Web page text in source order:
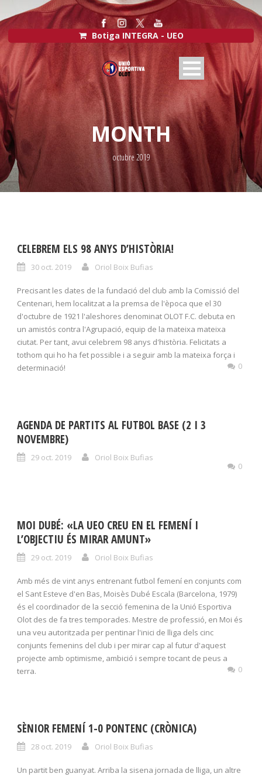
Botiga INTEGRA - UEO
MONTH
octubre 2019
CELEBREM ELS 98 ANYS D’HISTÒRIA!
30 oct. 2019 Oriol Boix Bufias
Precisant les dates de la fundació del club amb la Comissió del
Centenari, hem localitzat a la premsa de l'època que el 30
d'octubre de 1921 l'aleshores denominat OLOT F.C. debuta en
un amistós contra l'Agrupació, equip de la mateixa mateixa
ciutat. Per tant, avui celebrem 98 anys d'història. Felicitats a
tothom qui ho ha fet possible i a seguir amb la mateixa força i
determinació!
0
AGENDA DE PARTITS AL FUTBOL BASE (2 I 3
NOVEMBRE)
29 oct. 2019
Oriol Boix Bufias
0
MOI DUBÉ: «LA UEO CREU EN EL FEMENÍ I
L’OBJECTIU ÉS MIRAR AMUNT»
29 oct. 2019 Oriol Boix Bufias
Amb més de vint anys entrenant futbol femení en conjunts com
el Sant Esteve d'en Bas, Moisès Dubé Escala (Barcelona, 1979)
és el coordinador de la secció femenina de la Unió Esportiva
Olot des de fa tres temporades. Mestre de professió, en Moi és
una veu autoritzada per pentinar l'inici de lliga dels cinc
conjunts femenins del club i per mirar cap al futur d'aquest
projecte amb optimisme, ambició i sempre tocant de peus a
terra.
0
SÈNIOR FEMENÍ 1-0 PONTENC (CRÒNICA)
28 oct. 2019 Oriol Boix Bufias
Un partit ben guanyat. Arriba la sisena jornada de lliga, un altre